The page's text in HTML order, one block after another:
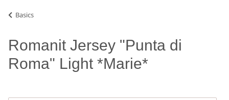
Basics
Romanit Jersey "Punta di
Roma" Light *Marie*